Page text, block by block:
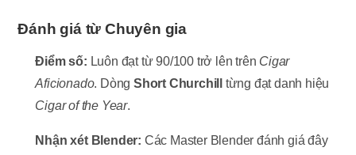
Đánh giá từ Chuyên gia
Điểm số: Luôn đạt từ 90/100 trở lên trên Cigar
Aficionado. DòngShort Churchill
từng đạt danh hiệu
Cigar of the Year.
Nhận xét Blender: Các Master Blender đánh giá đây